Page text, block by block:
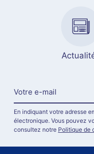
En indiquant votre adresse
électronique. Vous pouvez
consultez notre Politique de